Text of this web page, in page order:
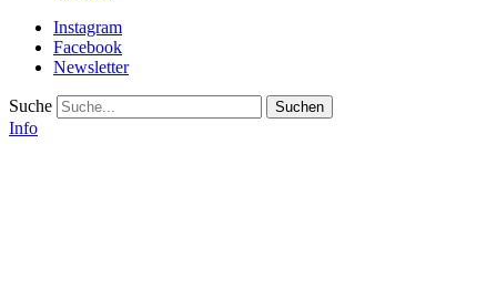
Instagram
Facebook
Newsletter
Suche
Info